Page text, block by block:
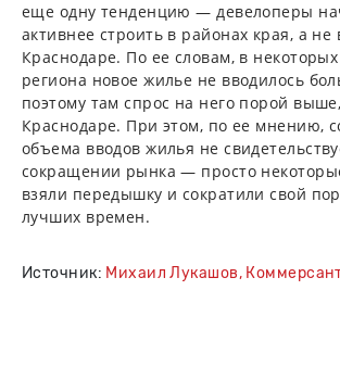
еще одну тенденцию — девелоперы
активнее строить в районах края, а не
Краснодаре. По ее словам, в некоторых
региона новое жилье не вводилось
поэтому там спрос на него порой
Краснодаре. При этом, по ее мнению,
объема вводов жилья не
сокращении рынка — просто
взяли передышку и сократили свой
лучших времен.
Источник: Михаил Лукашов,